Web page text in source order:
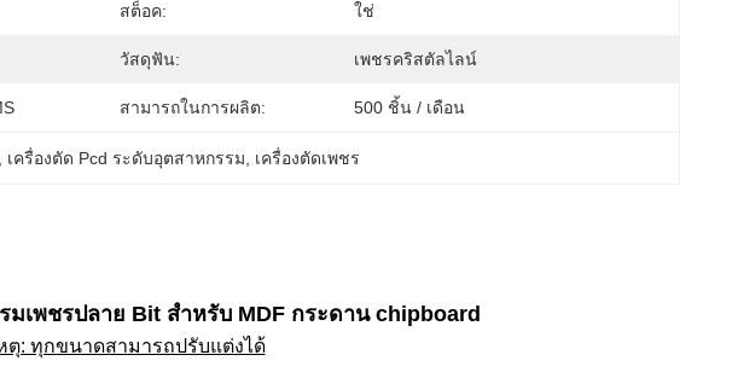
สต็อค: ใช่
วัสดุฟัน: เพชรคริสตัลไลน์
สามารถในการผลิต: 500 ชิ้น / เดือน
เครื่องตัด Pcd ระดับอุตสาหกรรม เครื่องตัดเพชร
เพชรปลาย Bit สําหรับ MDF กระดาน chipboard
ตุ: ทุกขนาดสามารถปรับแต่งได้